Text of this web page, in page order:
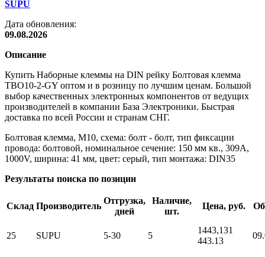
SUPU
Дата обновления:
09.08.2026
Описание
Купить Наборные клеммы на DIN рейку Болтовая клемма
TBO10-2-GY оптом и в розницу по лучшим ценам. Большой
выбор качественных электронных компонентов от ведущих
производителей в компании База Электроники. Быстрая
доставка по всей России и странам СНГ.
Болтовая клемма, М10, схема: болт - болт, тип фиксации
провода: болтовой, номинальное сечение: 150 мм кв., 309A,
1000V, ширина: 41 мм, цвет: серый, тип монтажа: DIN35
Результаты поиска по позиции
Склад Производитель
Отгрузка,
дней
Наличие,
шт.
Цена, руб.
25 SUPU 5-30 5
1443,131
443.13